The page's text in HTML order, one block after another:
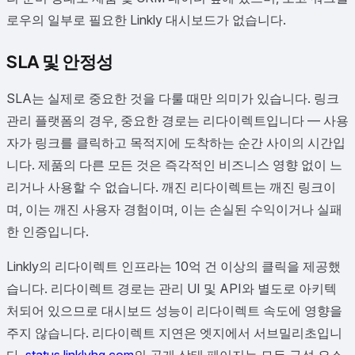
로우의 일부로 필요한 Linkly 대시보드가 없습니다.
SLA 및 안정성
SLA는 실제로 중요한 것을 다룰 때만 의미가 있습니다. 링크
관리 플랫폼의 경우, 중요한 경로는 리다이렉트입니다 — 사용
자가 링크를 클릭하고 목적지에 도착하는 순간 사이의 시간입
니다. 제품의 다른 모든 것은 즉각적인 비즈니스 영향 없이 느
리거나 사용할 수 없습니다. 깨진 리다이렉트는 깨진 링크이
며, 이는 깨진 사용자 경험이며, 이는 손실된 수익이거나 실패
한 인증입니다.
Linkly의 리다이렉트 인프라는 10억 건 이상의 클릭을 제공했
습니다. 리다이렉트 경로는 관리 UI 및 API와 별도로 아키텍
처되어 있으므로 대시보드 성능이 리다이렉트 속도에 영향을
주지 않습니다. 리다이렉트 지연은 엣지에서 서브밀리초입니